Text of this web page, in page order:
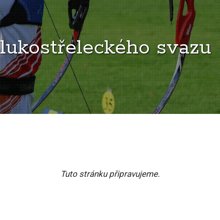
svazu
Tuto stránku připravujeme.